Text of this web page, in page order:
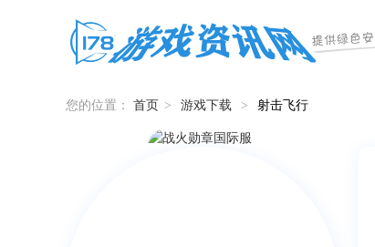
您的位置： 首页 > 游戏下载 > 射击飞行